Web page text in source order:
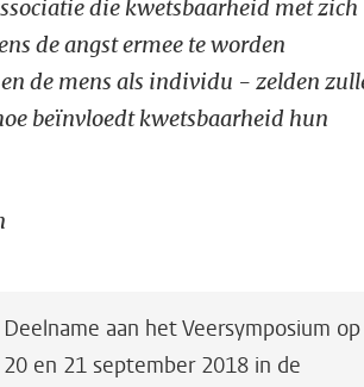
die kwetsbaarheid met zich
de angst ermee te worden
de mens als individu - zelden
beïnvloedt kwetsbaarheid hun
Deelname aan het Veersymposium op
20 en 21 september 2018 in de